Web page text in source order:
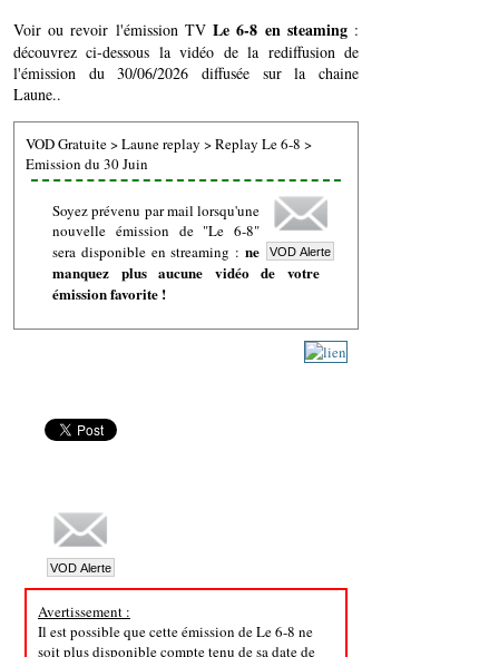
Voir ou revoir l'émission TVLe 6-8 en steaming:
découvrez ci-dessous la vidéo de la rediffusion de
l'émission du 30/06/2026 diffusée sur la chaine
Laune..
VOD Gratuite>Laune replay >Replay Le 6-8 >
Emission du 30 Juin
Soyez prévenu par mail lorsqu'une
nouvelle émission de "Le 6-8"
sera disponible en streaming : ne
manquez plus aucune vidéo de votre
émission favorite !
Avertissement :
Il est possible que cette émission de Le 6-8 ne
soit plus disponible compte tenu de sa date de